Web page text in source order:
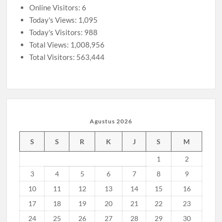
Musran X Kwarran Jabon Jadi Titik Awal Kebangkitan
Pramuka yang Lebih Inovatif dan Progresif
Peringanti Momentum Hardiknas, Kwarran Sedati Gelar
Persari
dan
Perjusa
Online Visitors: 6
Today's Views: 1,095
Today's Visitors: 988
Total Views: 1,008,956
Total Visitors: 563,444
Agustus 2026
S S R K J S M
1
2
3
4 5 6 7 8
9
10
11 12 13 14 15
16
17
18 19 20 21 22
23
24
25 26 27 28 29 30